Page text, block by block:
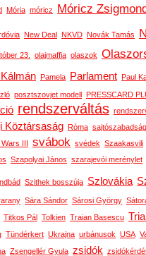
Mória móricz Móricz
New Deal NKVD Novák Tamás
23. olajmaffia olaszok
Pamela Parlament Paul
posztszovjet modell PRESSCARD
rendszerváltás
Köztársaság Róma sajtószabadság
III svábok svédek Szaakasvili
Szapolyai János szarajevói merénylet
Szithek bosszúja Szlovákia
Sára Sándor Sárosi György
Titkos Pál Tolkien Traian Basescu
Tündérkert Ukrajna urbánusok USA
Zsengellér Gyula zsidók